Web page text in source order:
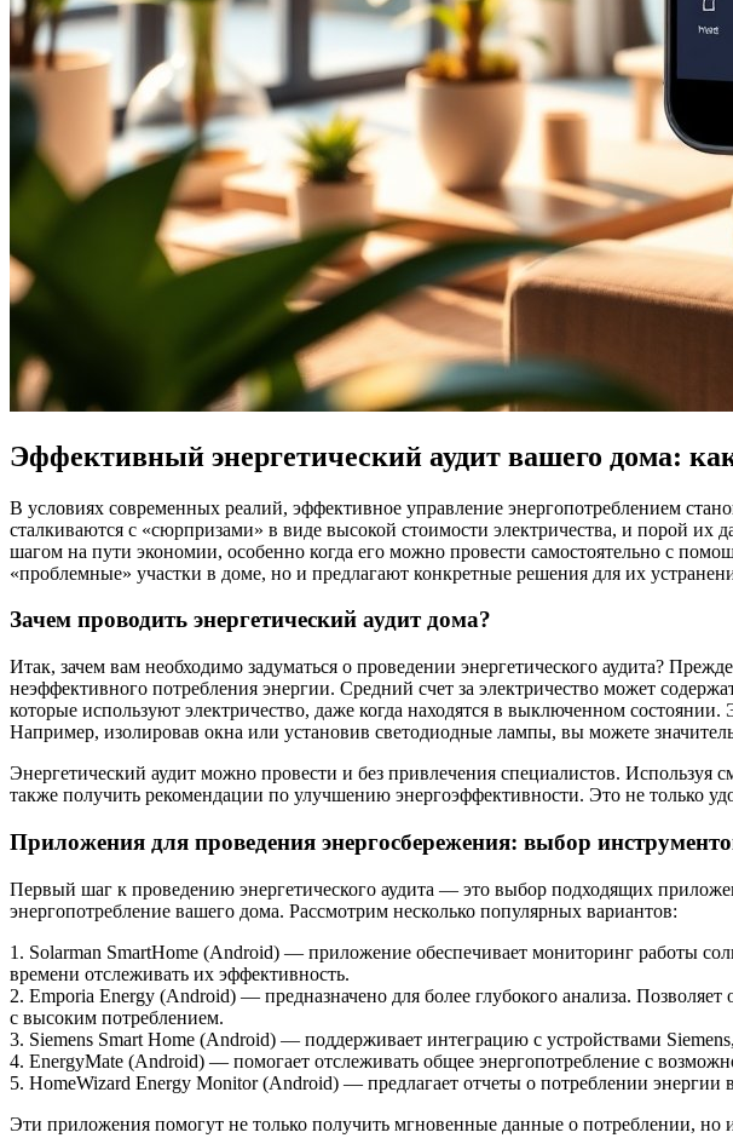
Эффективный энергетический аудит вашего дома:
В условиях современных реалий, эффективное управление энергопотреблением
сталкиваются с «сюрпризами» в виде высокой стоимости электричества, и порой их
шагом на пути экономии, особенно когда его можно провести самостоятельно с
«проблемные» участки в доме, но и предлагают конкретные решения для их
Зачем проводить энергетический аудит дома?
Итак, зачем вам необходимо задуматься о проведении энергетического аудита?
неэффективного потребления энергии. Средний счет за электричество может
которые используют электричество, даже когда находятся в выключенном
Например, изолировав окна или установив светодиодные лампы, вы можете
Энергетический аудит можно провести и без привлечения специалистов.
также получить рекомендации по улучшению энергоэффективности. Это не только
Приложения для проведения энергосбережения: выбор
Первый шаг к проведению энергетического аудита — это выбор подходящих
энергопотребление вашего дома. Рассмотрим несколько популярных вариантов:
1. Solarman SmartHome (Android) — приложение обеспечивает мониторинг работы
времени отслеживать их эффективность.
2. Emporia Energy (Android) — предназначено для более глубокого анализа.
с высоким потреблением.
3. Siemens Smart Home (Android) — поддерживает интеграцию с устройствами
4. EnergyMate (Android) — помогает отслеживать общее энергопотребление с
5. HomeWizard Energy Monitor (Android) — предлагает отчеты о потреблении
Эти приложения помогут не только получить мгновенные данные о потреблении, но